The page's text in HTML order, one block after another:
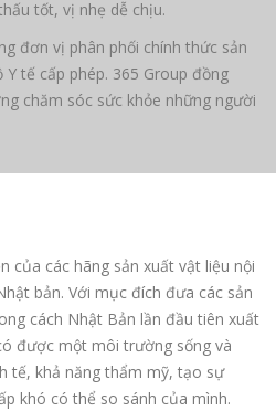
tốt, vị nhẹ dễ chịu.
đơn vị phân phối chính thức sản
tế cấp phép. 365 Group đồng
chăm sóc sức khỏe những người
của các hãng sản xuất vật liệu nội
bản. Với mục đích đưa các sản
cách Nhật Bản lần đầu tiên xuất
được một môi trường sống và
tế, khả năng thẩm mỹ, tạo sự
khó có thể so sánh của mình.